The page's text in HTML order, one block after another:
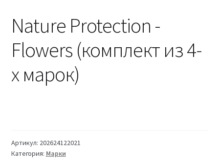
Nature Protection -
Flowers (комплект из 4-
х марок)
Артикул: 202624122021
Категория: Марки